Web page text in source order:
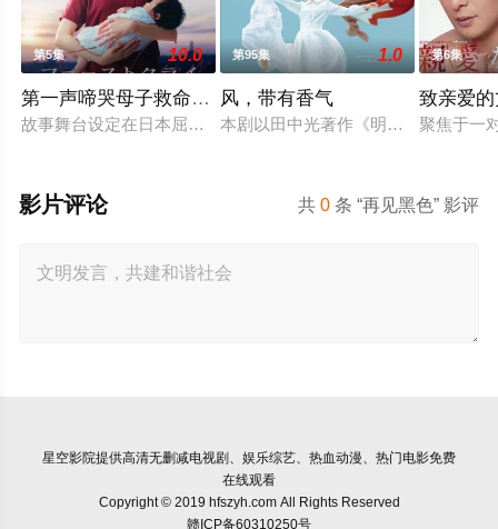
第5集 10.0
第一声啼哭母子救命急救班
故事舞台设定在日本屈指可数的顶级豪华医院“圣菲奥娜医院”
第95集 1.0
风，带有香气
本剧以田中光著作《明治的南丁格尔
第6集
致亲爱
聚焦于一
共0 条 “再见黑色” 影评
影片评论
星空影院提供高清无删减电视剧、娱乐综艺、热血动漫、热门电影免费
在线观看
Copyright © 2019 hfszyh.com All Rights Reserved
赣ICP备60310250号